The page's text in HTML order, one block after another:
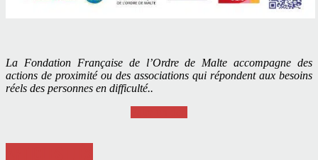
La Fondation Française de l’Ordre de Malte accompagne des
actions de proximité ou des associations qui répondent aux besoins
réels des personnes en difficulté..